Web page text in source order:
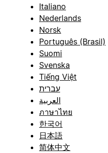
Italiano
Nederlands
Norsk
Português (Brasil)
Suomi
Svenska
Tiếng Việt
עברית
العربية
ภาษาไทย
한국어
日本語
简体中文